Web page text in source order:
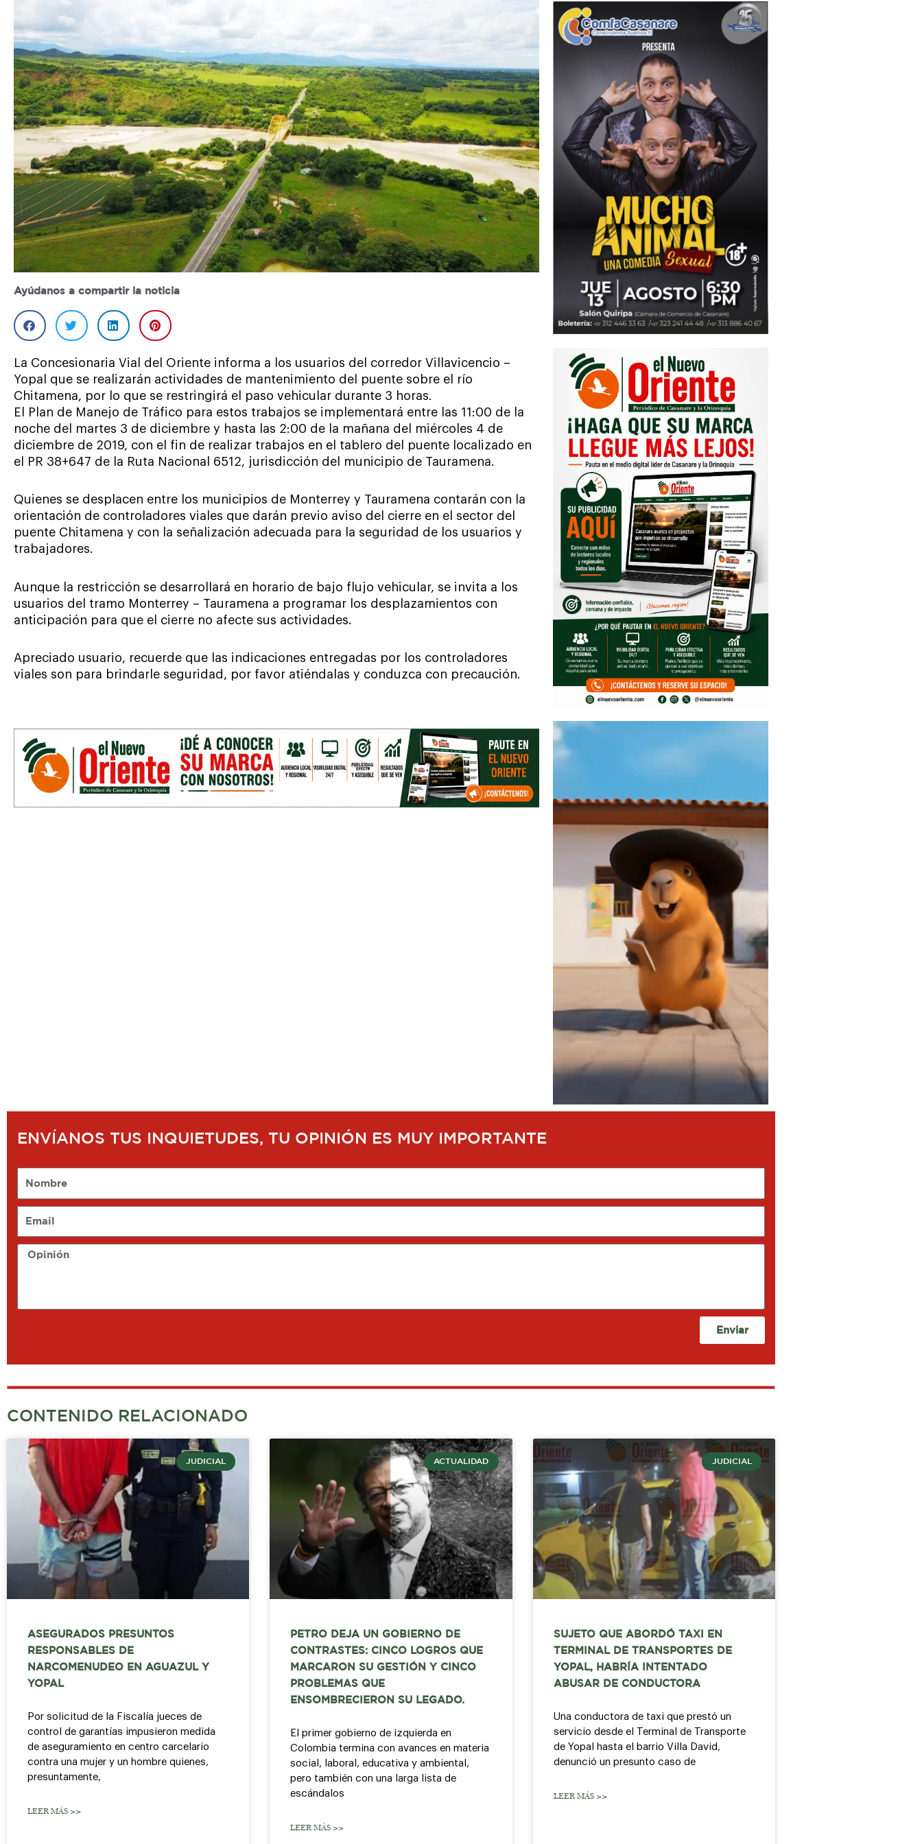
Ayúdanos a compartir la noticia
La Concesionaria Vial del Oriente informa a los usuarios del corredor Villavicencio –
Yopal que se realizarán actividades de mantenimiento del puente sobre el río
Chitamena, por lo que se restringirá el paso vehicular durante 3 horas.
El Plan de Manejo de Tráfico para estos trabajos se implementará entre las 11:00 de la
noche del martes 3 de diciembre y hasta las 2:00 de la mañana del miércoles 4 de
diciembre de 2019, con el fin de realizar trabajos en el tablero del puente localizado en
el PR 38+647 de la Ruta Nacional 6512, jurisdicción del municipio de Tauramena.
Quienes se desplacen entre los municipios de Monterrey y Tauramena contarán con la
orientación de controladores viales que darán previo aviso del cierre en el sector del
puente Chitamena y con la señalización adecuada para la seguridad de los usuarios y
trabajadores.
Aunque la restricción se desarrollará en horario de bajo flujo vehicular, se invita a los
usuarios del tramo Monterrey – Tauramena a programar los desplazamientos con
anticipación para que el cierre no afecte sus actividades.
Apreciado usuario, recuerde que las indicaciones entregadas por los controladores
viales son para brindarle seguridad, por favor atiéndalas y conduzca con precaución.
ENVÍANOS TUS INQUIETUDES, TU OPINIÓN ES MUY IMPORTANTE
Opinión
Enviar
CONTENIDO RELACIONADO
JUDICIAL
ASEGURADOS PRESUNTOS
RESPONSABLES DE
NARCOMENUDEO EN AGUAZUL Y
YOPAL
Por solicitud de la Fiscalía jueces de
control de garantías impusieron medida
de aseguramiento en centro carcelario
contra una mujer y un hombre quienes,
presuntamente,
LEER MÁS >>
ACTUALIDAD
PETRO DEJA UN GOBIERNO DE
CONTRASTES: CINCO LOGROS QUE
MARCARON SU GESTIÓN Y CINCO
PROBLEMAS QUE
ENSOMBRECIERON SU LEGADO.
El primer gobierno de izquierda en
Colombia termina con avances en materia
social, laboral, educativa y ambiental,
pero también con una larga lista de
escándalos
LEER MÁS >>
JUDICIAL
SUJETO QUE ABORDÓ TAXI EN
TERMINAL DE TRANSPORTES DE
YOPAL, HABRÍA INTENTADO
ABUSAR DE CONDUCTORA
Una conductora de taxi que prestó un
servicio desde el Terminal de Transporte
de Yopal hasta el barrio Villa David,
denunció un presunto caso de
LEER MÁS >>